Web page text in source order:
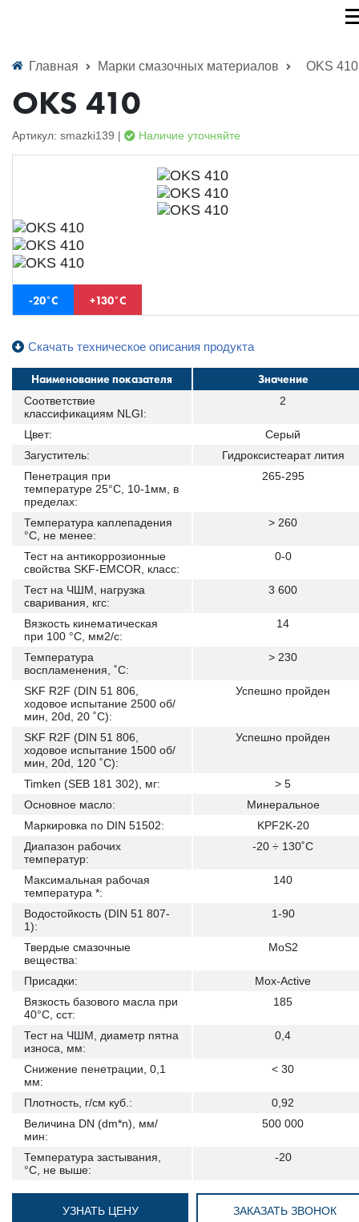
Главная Марки смазочных материалов OKS 410
OKS 410
Артикул: smazki139 | Наличие уточняйте
-20˚С +130˚С
Скачать техническое описания продукта
Наименование показателя Значение
Соответствие
классификациям NLGI:
2
Цвет:
Серый
Загуститель:
Гидроксистеарат лития
Пенетрация при
температуре 25°С, 10-1мм, в
пределах:
265-295
Температура каплепадения
°С, не менее:
> 260
Тест на антикоррозионные
свойства SKF-EMCOR, класс:
0-0
Тест на ЧШМ, нагрузка
сваривания, кгс:
3 600
Вязкость кинематическая
при 100 °С, мм2/с:
14
Температура
воспламенения, ˚С:
> 230
SKF R2F (DIN 51 806,
ходовое испытание 2500 об/
мин, 20d, 20 ˚С):
Успешно пройден
SKF R2F (DIN 51 806,
ходовое испытание 1500 об/
мин, 20d, 120 ˚С):
Успешно пройден
Timken (SEB 181 302), мг:
> 5
Основное масло:
Минеральное
Маркировка по DIN 51502:
KPF2K-20
Диапазон рабочих
температур:
-20 ÷ 130˚С
Максимальная рабочая
температура *:
140
Водостойкость (DIN 51 807-
1):
1-90
Твердые смазочные
вещества:
MoS2
Присадки:
Mox-Active
Вязкость базового масла при
40°C, сст:
185
Тест на ЧШМ, диаметр пятна
износа, мм:
0,4
Снижение пенетрации, 0,1
мм:
< 30
Плотность, г/см куб.:
0,92
Величина DN (dm*n), мм/
мин:
500 000
Температура застывания,
°С, не выше:
-20
УЗНАТЬ ЦЕНУ ЗАКАЗАТЬ ЗВОНОК